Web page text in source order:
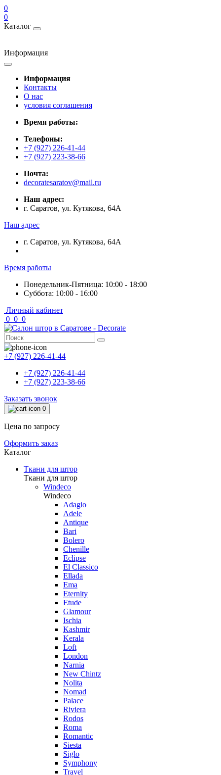
0
0
Каталог
Информация
Информация
Контакты
О нас
условия соглашения
Время работы:
Телефоны:
+7 (927) 226-41-44
+7 (927) 223-38-66
Почта:
decoratesaratov@mail.ru
Наш адрес:
г. Саратов, ул. Кутякова, 64А
Наш адрес
г. Саратов, ул. Кутякова, 64А
Время работы
Понедельник-Пятница: 10:00 - 18:00
Суббота: 10:00 - 16:00
Личный кабинет
0 0 0
+7 (927) 226-41-44
+7 (927) 226-41-44
+7 (927) 223-38-66
Заказать звонок
0
Цена по запросу
Оформить заказ
Каталог
Ткани для штор
Ткани для штор
Windeco
Windeco
Adagio
Adele
Antique
Bari
Bolero
Chenille
Eclipse
El Classico
Ellada
Ema
Eternity
Etude
Glamour
Ischia
Kashmir
Kerala
Loft
London
Narnia
New Chintz
Nolita
Nomad
Palace
Riviera
Rodos
Roma
Romantic
Siesta
Siglo
Symphony
Travel